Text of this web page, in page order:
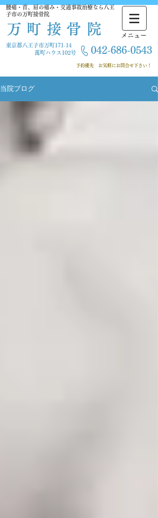
腰痛・首、肩の痛み・交通事故治療なら八王
子市の万町接骨院
万町接骨院 ​メニュー
東京都八王子市万町171-14
萬町ハウス102号
042-686-0543
​ 予約優先 お気軽にお問合せ下さい！
当院ブログ